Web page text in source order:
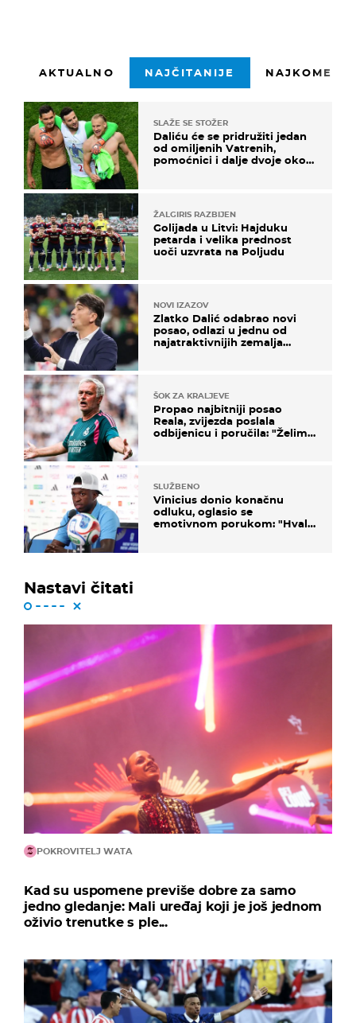
AKTUALNO NAJČITANIJE
SLAŽE SE STOŽER
Daliću će se pridružiti jedan
od omiljenih Vatrenih,
pomoćnici i dalje dvoje oko
ŽALGIRIS RAZBIJEN
Golijada u Litvi: Hajduku
petarda i velika prednost
uoči uzvrata na Poljudu
NOVI IZAZOV
Zlatko Dalić odabrao novi
posao, odlazi u jednu od
najatraktivnijih zemalja
ŠOK ZA KRALJEVE
Propao najbitniji posao
Reala, zvijezda poslala
odbijenicu i poručila: "Želim
SLUŽBENO
Vinicius donio konačnu
odluku, oglasio se
emotivnom porukom: "Hvala
Nastavi čitati
POKROVITELJ WATA
Kad su uspomene previše dobre za samo
jedno gledanje: Mali uređaj koji je još jednom
oživio trenutke s ple...